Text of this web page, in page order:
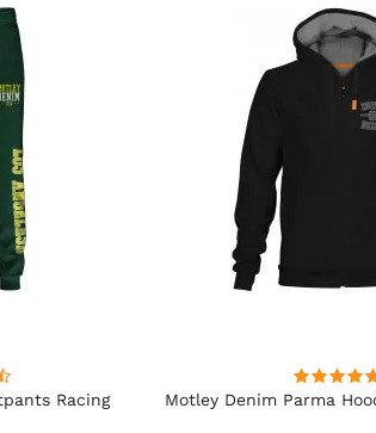
Racing
Motley Denim Parma